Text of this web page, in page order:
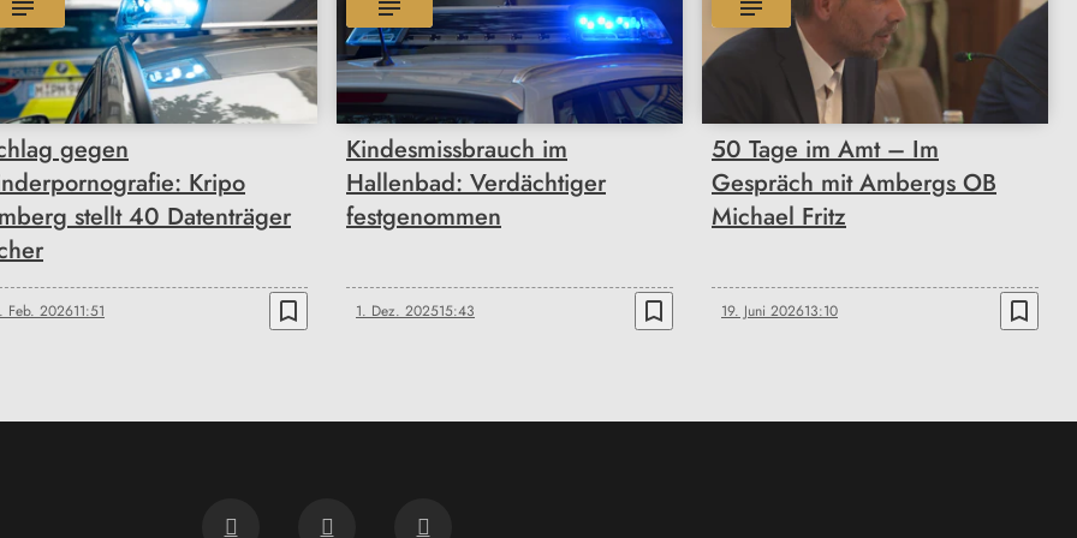
gegen
Kripo
stellt 40 Datenträger
Feb. 202611:51 bookmark_border
Kindesmissbrauch im
Hallenbad: Verdächtiger
festgenommen
1. Dez. 202515:43 bookmark_border
50 Tage im Amt – Im
Gespräch mit Ambergs OB
Michael Fritz
19. Juni 202613:10 bookmark_border